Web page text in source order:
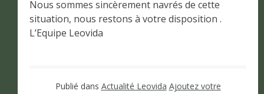
Nous sommes sincèrement navrés de cette
situation, nous restons à votre disposition .
L’Equipe Leovida
Publié dans Actualité Leovida Ajoutez votre